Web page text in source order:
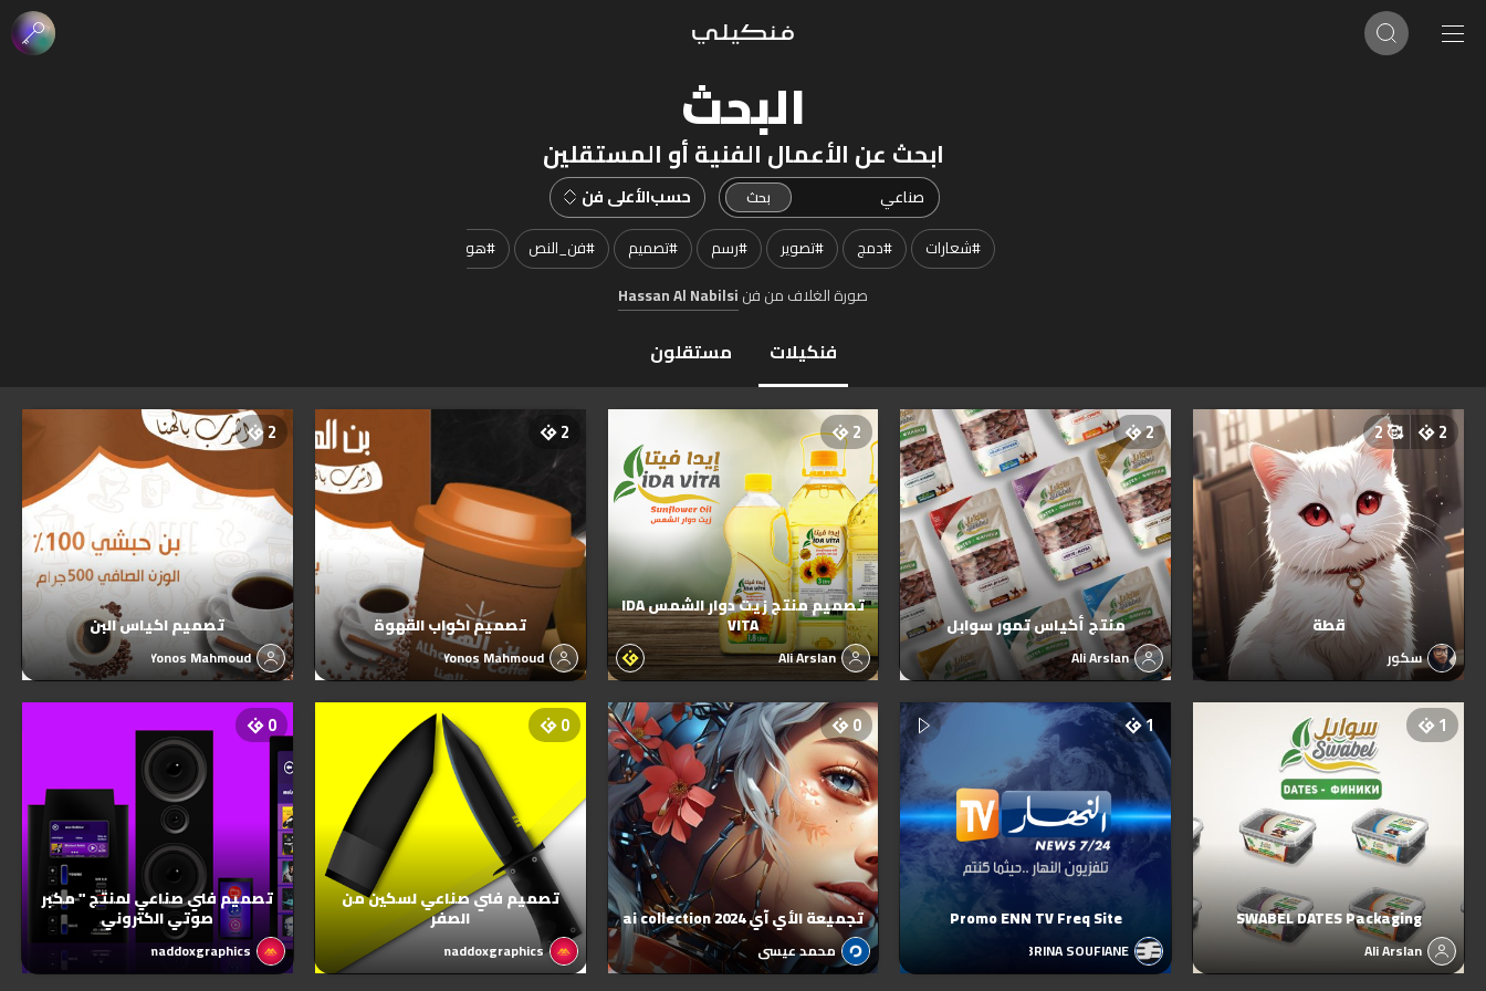
البحث
ابحث عن الأعمال الفنية أو المستقلين
حسبالأعلى فن
#شعارات #دمج #تصوير #رسم #تصميم #فن_النص #هوية
صورة الغلاف من فن Hassan Al Nabilsi
فنكيلات مستقلون
2
🥰
2
قطة
سكور
2
منتج أكياس تمور سوابل
Ali Arslan
2
تصميم منتج زيت دوار الشمس IDA
VITA
Ali Arslan
2
تصميم اكواب القهوة
Yonos Mahmoud
2
تصميم اكياس البن
Yonos Mahmoud
1
SWABEL DATES Packaging
Ali Arslan
1
Promo ENN TV Freq Site
BRINA SOUFIANE
0
تجميعة الأي آي ai collection 2024
محمد عيسى
0
تصميم فني صناعي لسكين من
الصفر
maddoxgraphics
0
تصميم فني صناعي لمنتج " مكبر
صوتي الكتروني
maddoxgraphics